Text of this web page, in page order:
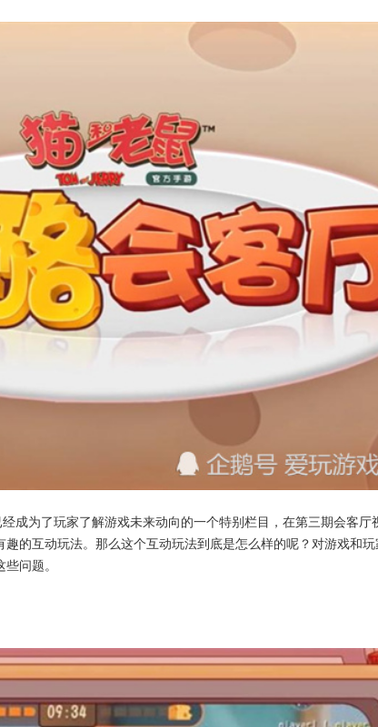
成为了玩家了解游戏未来动向的一个特别栏目，在第三期会客厅
的互动玩法。那么这个互动玩法到底是怎么样的呢？对游戏和
问题。